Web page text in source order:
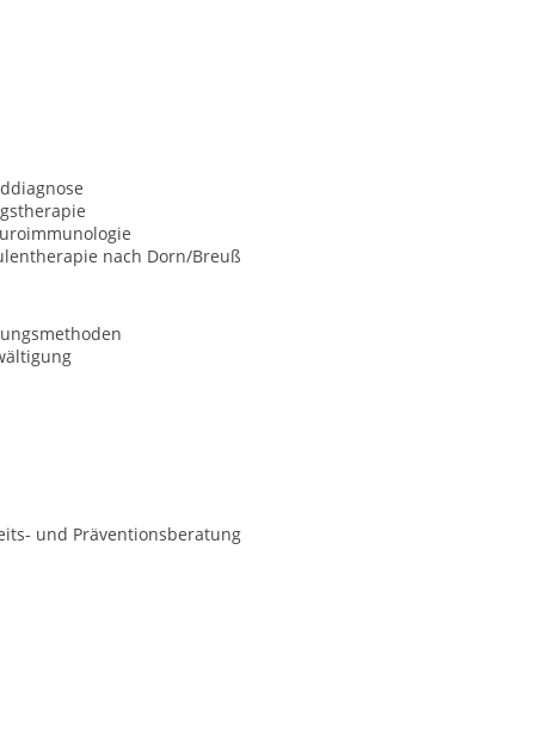
nach Dorn/Breuß
und Präventionsberatung